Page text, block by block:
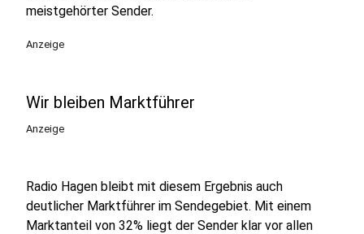
meistgehörter Sender.
Anzeige
Wir bleiben Marktführer
Anzeige
Radio Hagen bleibt mit diesem Ergebnis auch
deutlicher Marktführer im Sendegebiet. Mit einem
Marktanteil von 32% liegt der Sender klar vor allen